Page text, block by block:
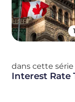
dans cette série
Interest Rate